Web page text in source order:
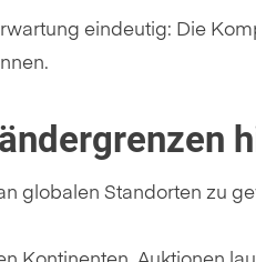
eindeutig: Die
globalen Standorten zu